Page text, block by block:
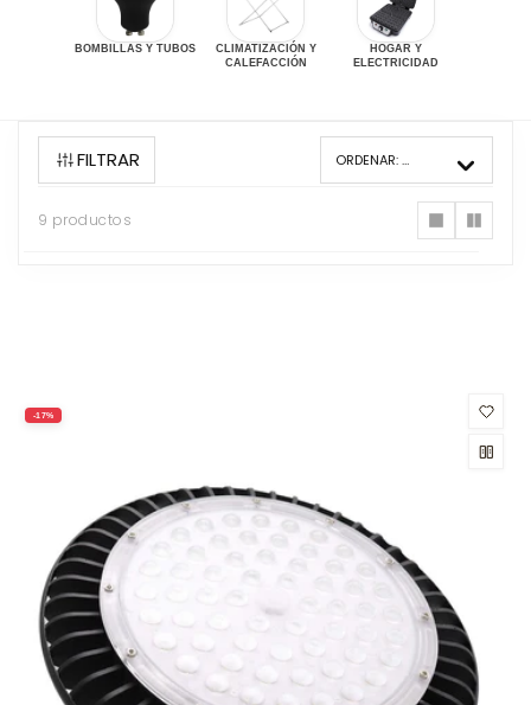
BOMBILLAS Y TUBOS
CLIMATIZACIÓN Y
CALEFACCIÓN
HOGAR Y
ELECTRICIDAD
FILTRAR ORDENAR:
MÁS VENDIDOS
9 productos
-17%